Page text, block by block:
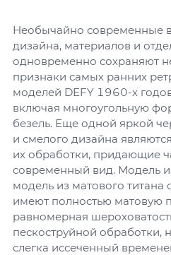
Необычайно современные
дизайна, материалов и
одновременно сохраняют
признаки самых ранних
моделей DEFY 1960-х
включая многоугольную
безель. Еще одной яркой
и смелого дизайна
их обработки, придающие
современный вид. Модель
модель из матового
имеют полностью матовую
равномерная
пескоструйной обработки,
слегка иссеченный